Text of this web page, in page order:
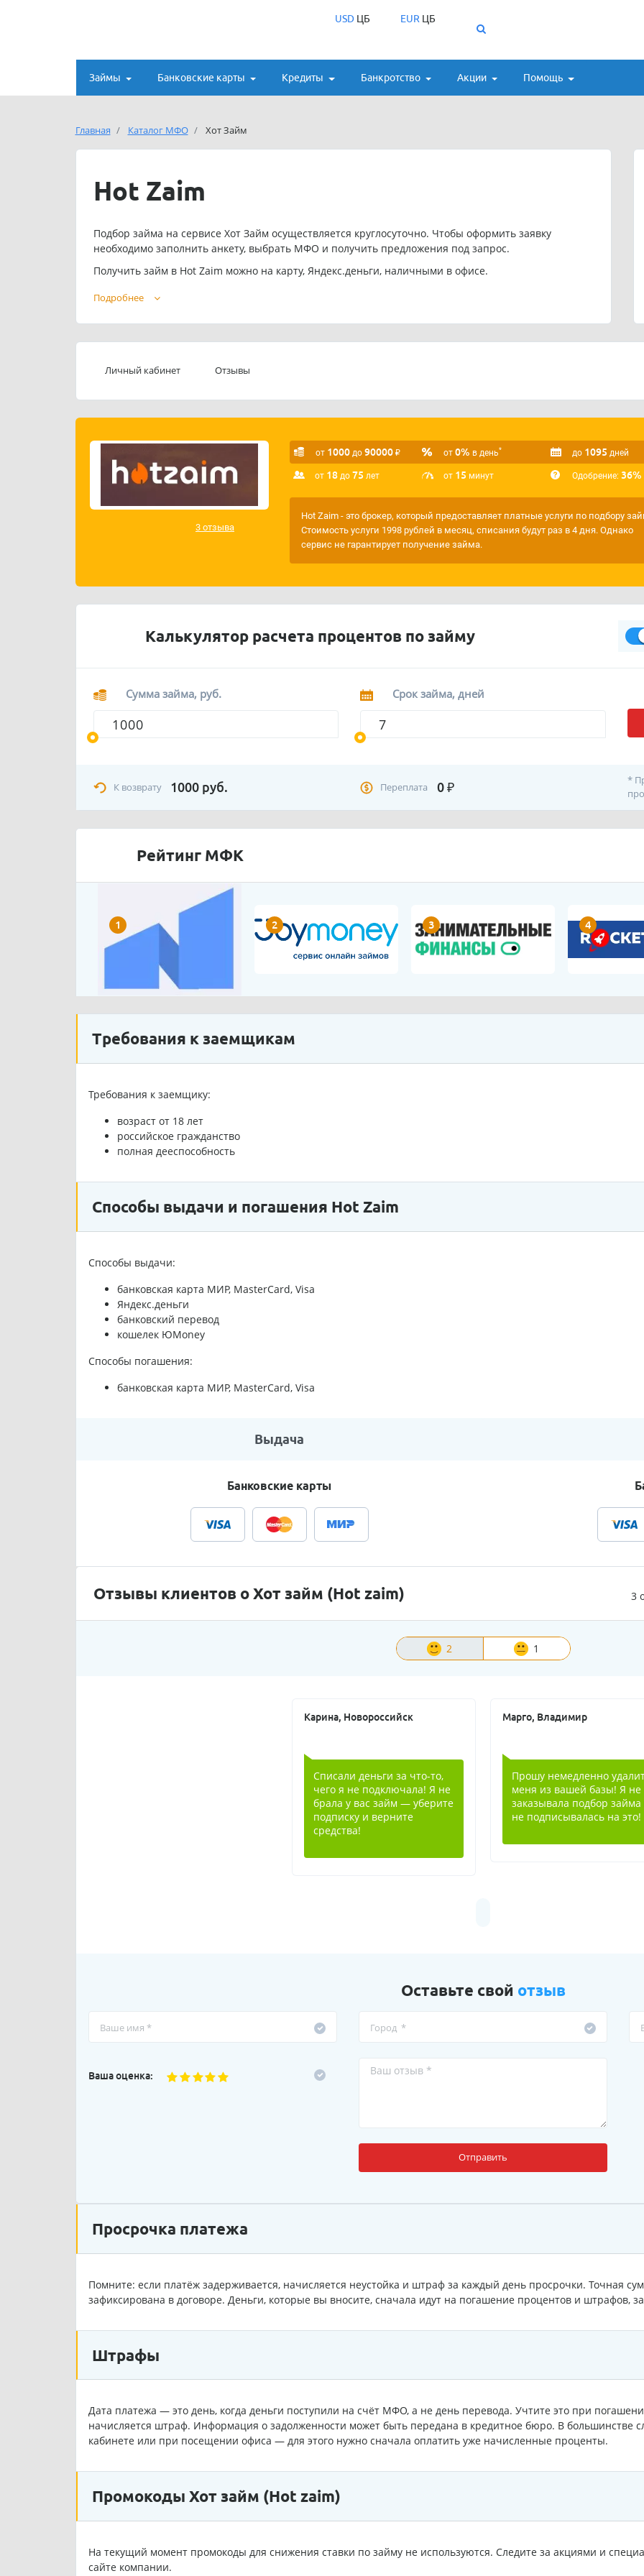
USDЦБ EUR ЦБ
Займы Банковские карты Кредиты Банкротство Акции Помощь
Главная Каталог МФО Хот Займ
Hot Zaim
Подбор займа на сервисе Хот Займ осуществляется круглосуточно. Чтобы оформить заявку
необходимо заполнить анкету, выбрать МФО и получить предложения под запрос.
Получить займ в Hot Zaim можно на карту, Яндекс.деньги, наличными в офисе.
Контакты сервиса Хотзаем ру для связи:
сервис работает по подписке - деньги будут списываться регулярно.
Если вы хотите взять займ, который будет максимально точно подходить под ваши критерии,
Подробнее
Личный кабинет Отзывы
3 отзыва
от 1000 до 90000 ₽ от 0% в день* до 1095 дней
от 18 до 75 лет от 15 минут Одобрение: 36%
Hot Zaim - это брокер, который предоставляет платные услуги по подбору
Стоимость услуги 1998 рублей в месяц, списания будут раз в 4 дня. Однако
сервис не гарантирует получение займа.
Калькулятор расчета процентов по займу
Сумма займа, руб. Срок займа, дней
К возврату 1000 руб. Переплата 0₽
*
Рейтинг МФК
1 2 3 4
Требования к заемщикам
Требования к заемщику:
возраст от 18 лет
российское гражданство
полная дееспособность
Способы выдачи и погашения Hot Zaim
Способы выдачи:
банковская карта МИР, MasterCard, Visa
Яндекс.деньги
банковский перевод
кошелек ЮMoney
Способы погашения:
банковская карта МИР, MasterCard, Visa
Выдача
Банковские карты
Отзывы клиентов о Хот займ (Hot zaim) 3
2 1
Карина, Новороссийск
Списали деньги за что-то,
чего я не подключала! Я не
брала у вас займ — уберите
подписку и верните
средства!
Марго, Владимир
Прошу немедленно
меня из вашей базы! Я не
заказывала подбор займа
не подписывалась на это!
Оставьте свой отзыв
Ваша оценка:
Отправить
Просрочка платежа
Помните: если платёж задерживается, начисляется неустойка и штраф за каждый день просрочки. Точная
зафиксирована в договоре. Деньги, которые вы вносите, сначала идут на погашение процентов и штрафов,
Штрафы
Дата платежа — это день, когда деньги поступили на счёт МФО, а не день перевода. Учтите это при
начисляется штраф. Информация о задолженности может быть передана в кредитное бюро. В большинстве
кабинете или при посещении офиса — для этого нужно сначала оплатить уже начисленные проценты.
Промокоды Хот займ (Hot zaim)
На текущий момент промокоды для снижения ставки по займу не используются. Следите за акциями и
сайте компании.